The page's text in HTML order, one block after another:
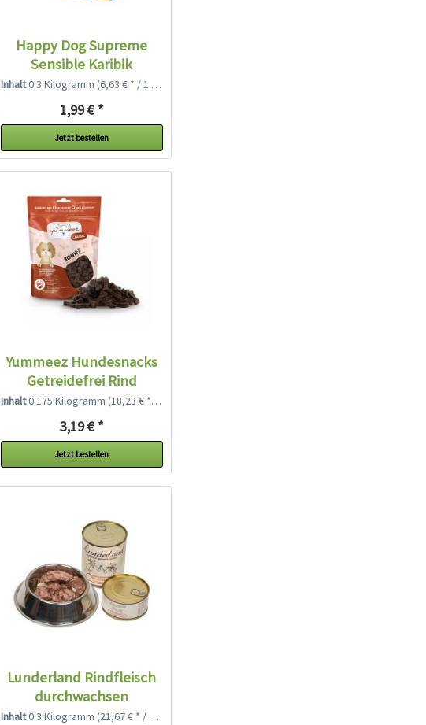
Happy Dog Supreme
Sensible Karibik
Inhalt0.3 Kilogramm (6,63 € * / 1 Kilogramm)
1,99 € *
Jetzt bestellen
Yummeez Hundesnacks
Getreidefrei Rind
Inhalt0.175 Kilogramm (18,23 € * / 1 Kilogramm)
3,19 € *
Jetzt bestellen
Lunderland Rindfleisch
durchwachsen
Inhalt0.3 Kilogramm (21,67 € * / 1 Kilogramm)